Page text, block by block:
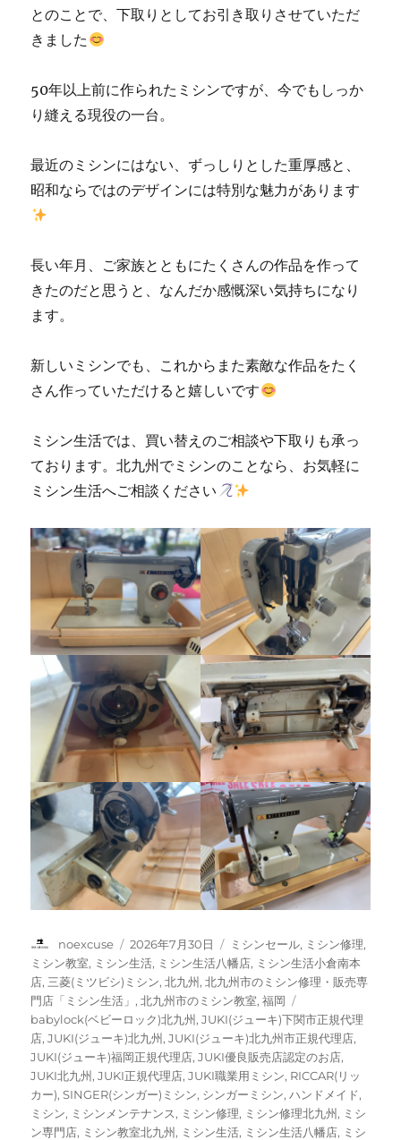
とのことで、下取りとしてお引き取りさせていただ
きました
50年以上前に作られたミシンですが、今でもしっか
り縫える現役の一台。
最近のミシンにはない、ずっしりとした重厚感と、
昭和ならではのデザインには特別な魅力があります
長い年月、ご家族とともにたくさんの作品を作って
きたのだと思うと、なんだか感慨深い気持ちになり
ます。
新しいミシンでも、これからまた素敵な作品をたく
さん作っていただけると嬉しいです
ミシン生活では、買い替えのご相談や下取りも承っ
ております。北九州でミシンのことなら、お気軽に
ミシン生活へご相談ください
投
稿
者
noexcuse
投
稿
日:
2026年7月30日
カ
テ
ゴ
リ
ー
ミシンセール, ミシン修理,
ミシン教室, ミシン生活, ミシン生活八幡店, ミシン生活小倉南本
店, 三菱(ミツビシ)ミシン,北九州 ,北九州市のミシン修理・販売専
門店「ミシン生活」 ,北九州市のミシン教室,福岡
グ
babylock(ベビーロック)北九州 ,JUKI(ジューキ)下関市正規代理
店,JUKI(ジューキ)北九州 ,JUKI(ジューキ)北九州市正規代理店,
JUKI(ジューキ)福岡正規代理店,JUKI優良販売店認定のお店,
JUKI北九州 ,JUKI正規代理店,JUKI職業用ミシン, RICCAR(リッ
カー),SINGER(シンガー)ミシン, シンガーミシン,ハンドメイド,
ミシン, ミシンメンテナンス, ミシン修理, ミシン修理北九州 , ミシ
ン専門店, ミシン教室北九州 , ミシン生活, ミシン生活八幡店, ミシ